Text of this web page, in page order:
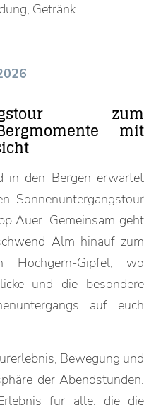
Getränk
zum
mit
in den Bergen erwartet
Sonnenuntergangstour
Auer. Gemeinsam geht
Alm hinauf zum
Hochgern-Gipfel, wo
und die besondere
auf euch
Bewegung und
der Abendstunden.
für alle, die die